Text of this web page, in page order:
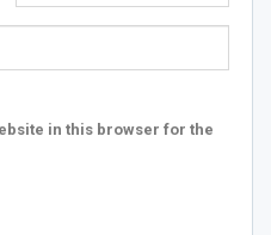
in this browser for the